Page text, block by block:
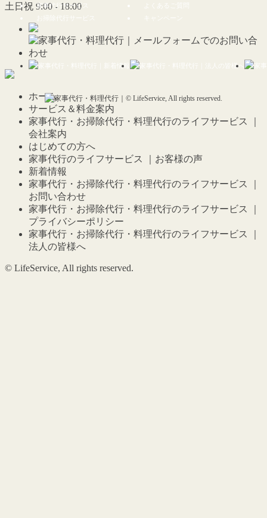
家事代行サービス
キャンペーン
土日祝 9:00 - 18:00
ホーム
サービス＆料金案内
家事代行・お掃除代行・料理代行のライフサービス ｜
会社案内
はじめての方へ
家事代行のライフサービス ｜お客様の声
新着情報
家事代行・お掃除代行・料理代行のライフサービス ｜
お問い合わせ
家事代行・お掃除代行・料理代行のライフサービス ｜
プライバシーポリシー
家事代行・お掃除代行・料理代行のライフサービス ｜
法人の皆様へ
© LifeService, All rights reserved.